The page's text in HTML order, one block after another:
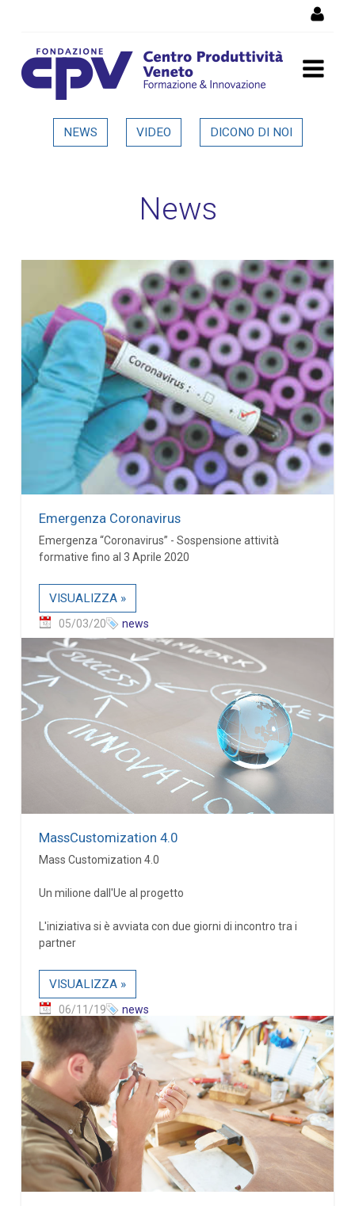
Dettaglio in evidenza
NEWS VIDEO DICONO DI NOI
News
Emergenza Coronavirus
Emergenza “Coronavirus” - Sospensione attività
formative fino al 3 Aprile 2020
VISUALIZZA »
05/03/20 news
MassCustomization 4.0
Mass Customization 4.0
Un milione dall'Ue al progetto
L'iniziativa si è avviata con due giorni di incontro tra i
partner
VISUALIZZA »
06/11/19 news